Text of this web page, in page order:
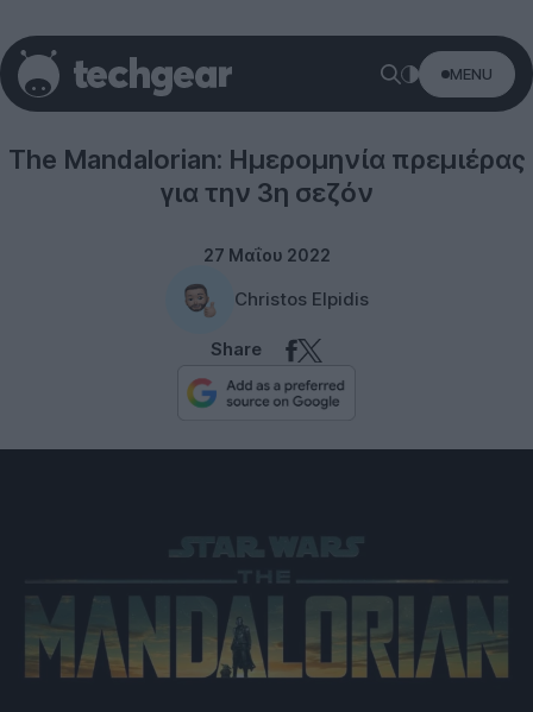
MENU
The Mandalorian: Ημερομηνία πρεμιέρας
για την 3η σεζόν
27 Μαΐου 2022
Christos Elpidis
Share